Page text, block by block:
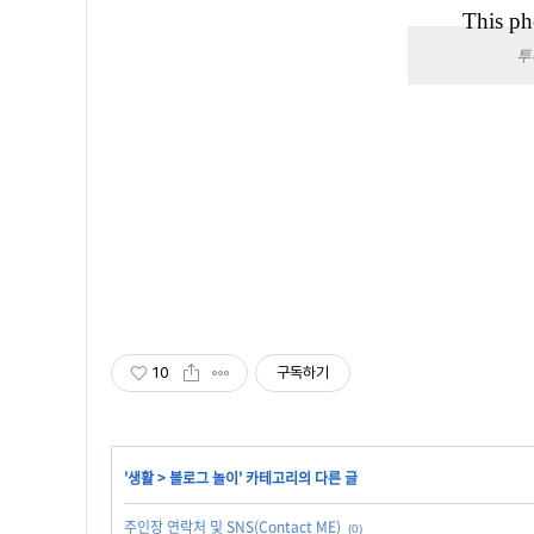
This
10 구독하기
'생활>블로그 놀이 ' 카테고리의 다른 글
주인장 연락처 및 SNS(Contact ME) (0)